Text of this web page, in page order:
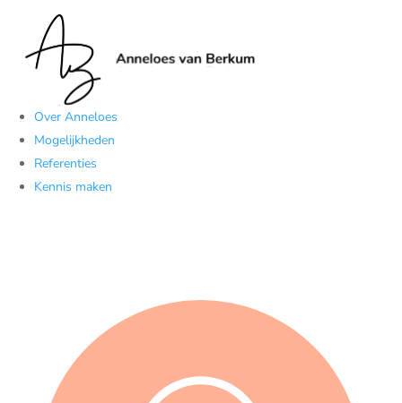
Over Anneloes
Mogelijkheden
Referenties
Kennis maken